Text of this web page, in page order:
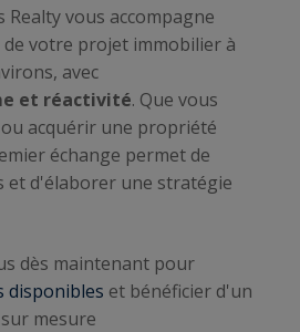
Realty vous accompagne
votre projet immobilier à
avec
et réactivité. Que vous
acquérir une propriété
échange permet de
et d'élaborer une stratégie
dès maintenant pour
disponibles et bénéficier d'un
mesure